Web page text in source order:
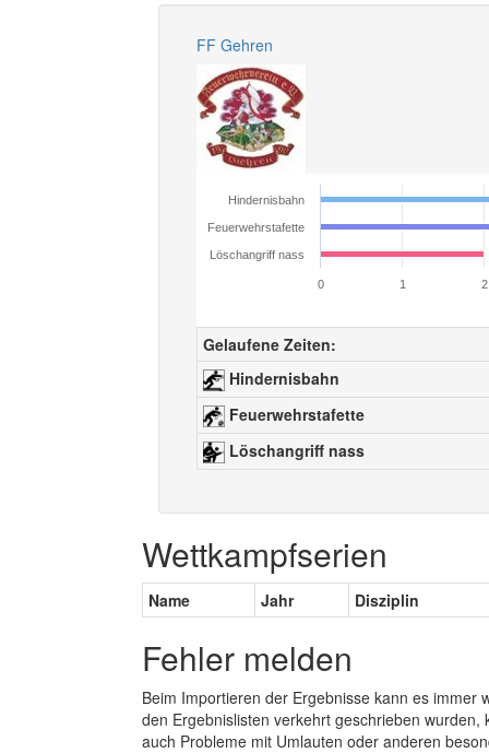
FF Gehren
Hindernisbahn
Feuerwehrstafette
Löschangriff nass
0 1 2
Gelaufene Zeiten:
Hindernisbahn
Feuerwehrstafette
Löschangriff nass
Wettkampfserien
Name Jahr Disziplin
Fehler melden
Beim Importieren der Ergebnisse kann es
den Ergebnislisten verkehrt geschrieben
auch Probleme mit Umlauten oder anderen